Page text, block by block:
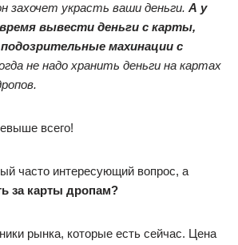
захочет украсть ваши деньги. А у
вывести деньги с карты,
махинации с
не надо хранить деньги на картах
всего!
часто интересующий вопрос, а
за карты дропам?
рынка, которые есть сейчас. Цена